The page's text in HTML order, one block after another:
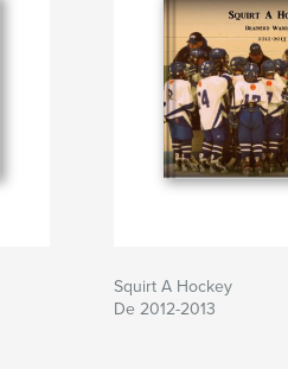
Squirt A Hockey
De 2012-2013